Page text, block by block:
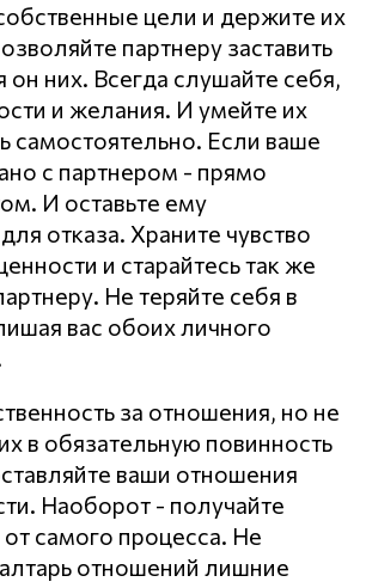
цели и держите их
партнеру заставить
он них. Всегда слушайте себя,
и желания. И умейте их
самостоятельно. Если ваше
с партнером - прямо
И оставьте ему
отказа. Храните чувство
и старайтесь так же
Не теряйте себя в
вас обоих личного
за отношения, но не
в обязательную повинность
ваши отношения
Наоборот - получайте
самого процесса. Не
отношений лишние